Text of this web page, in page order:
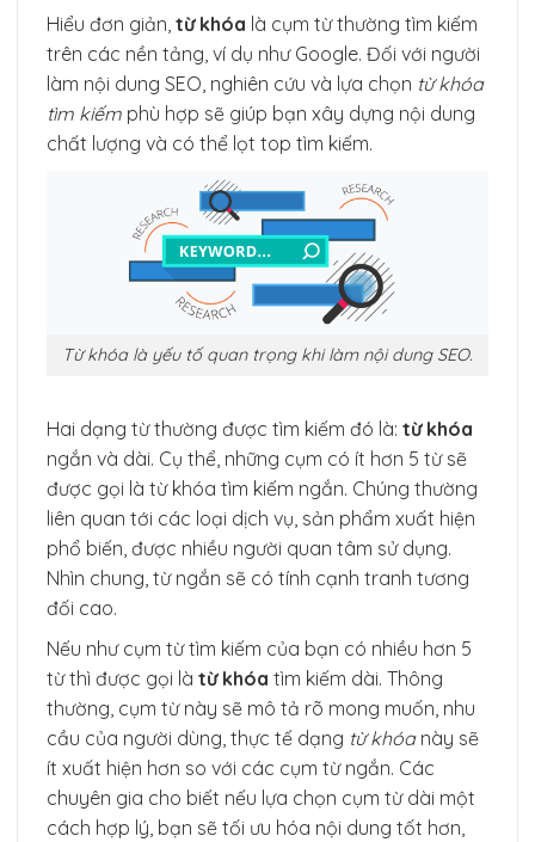
Hiểu đơn giản, từ khóa là cụm từ thường tìm kiếm
trên các nền tảng, ví dụ như Google. Đối với người
làm nội dung SEO, nghiên cứu và lựa chọn từ khóa
tìm kiếm phù hợp sẽ giúp bạn xây dựng nội dung
chất lượng và có thể lọt top tìm kiếm.
Từ khóa là yếu tố quan trọng khi làm nội dung SEO.
Hai dạng từ thường được tìm kiếm đó là: từ khóa
ngắn và dài. Cụ thể, những cụm có ít hơn 5 từ sẽ
được gọi là từ khóa tìm kiếm ngắn. Chúng thường
liên quan tới các loại dịch vụ, sản phẩm xuất hiện
phổ biến, được nhiều người quan tâm sử dụng.
Nhìn chung, từ ngắn sẽ có tính cạnh tranh tương
đối cao.
Nếu như cụm từ tìm kiếm của bạn có nhiều hơn 5
từ thì được gọi là từ khóa tìm kiếm dài. Thông
thường, cụm từ này sẽ mô tả rõ mong muốn, nhu
cầu của người dùng, thực tế dạng từ khóa này sẽ
ít xuất hiện hơn so với các cụm từ ngắn. Các
chuyên gia cho biết nếu lựa chọn cụm từ dài một
cách hợp lý, bạn sẽ tối ưu hóa nội dung tốt hơn,